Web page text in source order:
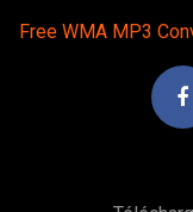
Free WMA MP3